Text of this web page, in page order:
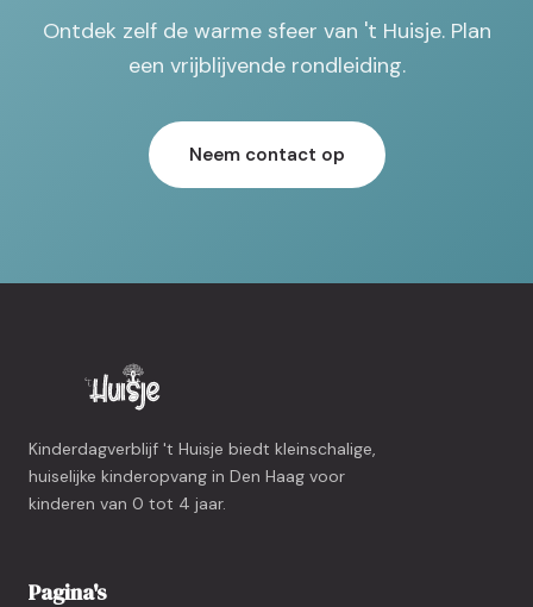
Ontdek zelf de warme sfeer van 't Huisje. Plan
een vrijblijvende rondleiding.
Neem contact op
Kinderdagverblijf 't Huisje biedt kleinschalige,
huiselijke kinderopvang in Den Haag voor
kinderen van 0 tot 4 jaar.
Pagina's